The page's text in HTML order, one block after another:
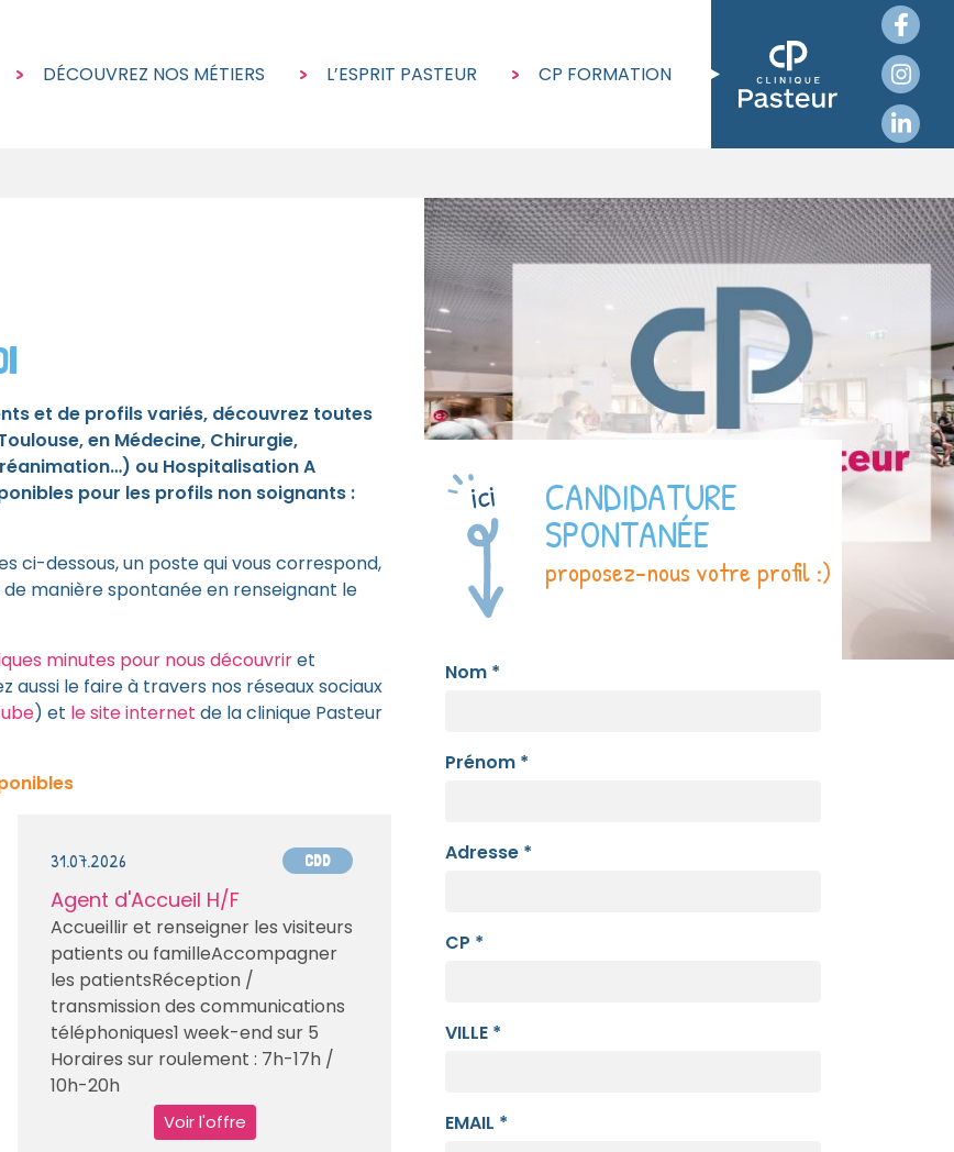
DÉCOUVREZ NOS MÉTIERS L’ESPRIT PASTEUR CP FORMATION
et de profils variés, découvrez toutes
en Médecine, Chirurgie,
ou Hospitalisation A
pour les profils non soignants :
ci-dessous, un poste qui vous correspond,
manière spontanée en renseignant le
minutes pour nous découvriret
aussi le faire à travers nos réseaux sociaux
) et le site internet de la clinique Pasteur
31.07.2026 CDD
Agent d'Accueil H/F
Accueillir et renseigner les visiteurs
patients ou familleAccompagner
les patientsRéception /
transmission des communications
téléphoniques1 week-end sur 5
Horaires sur roulement : 7h-17h /
10h-20h
Voir l'offre
CANDIDATURE
SPONTANÉE
proposez-nous votre profil :)
Nom *
Prénom *
Adresse *
CP *
VILLE *
EMAIL *